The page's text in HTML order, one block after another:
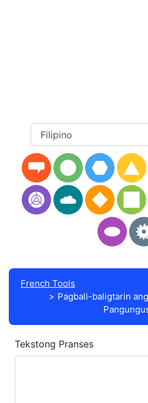
French Tools
Pagbali-baligtarin
Tekstong Pranses